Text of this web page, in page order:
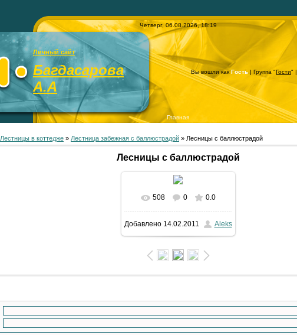
Четверг, 06.08.2026, 18:19
Личный сайт
Багдасарова
А.А
Вы вошли какГость | Группа "Гости" |
Главная
Лестницы в коттедже » Лестница забежная с баллюстрадой » Лесницы с баллюстрадой
Лесницы с баллюстрадой
В реальном размере
768x1024/ 118.2Kb
508 0 0.0
Добавлено14.02.2011 Aleks